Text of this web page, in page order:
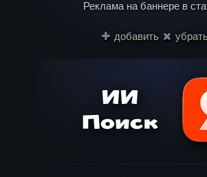
Реклама на баннере в
добавить